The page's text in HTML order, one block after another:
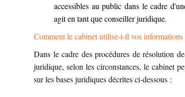
accessibles au public dans le cadre
agit en tant que conseiller juridique.
Comment le cabinet utilise-t-il vos
Dans le cadre des procédures de résolution
juridique, selon les circonstances, le cabinet
sur les bases juridiques décrites ci-dessous :